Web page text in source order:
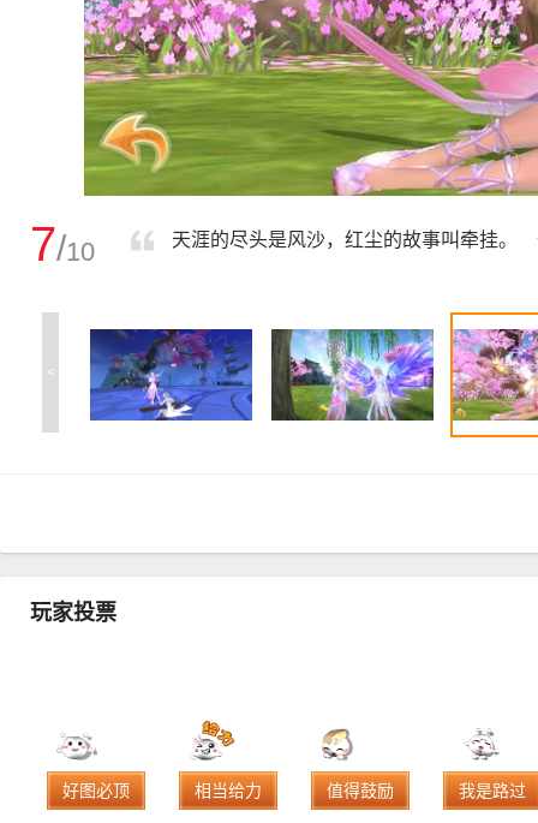
7/10 天涯的尽头是风沙，红尘的故事叫牵挂。
<
玩家投票
好图必顶 相当给力 值得鼓励 我是路过